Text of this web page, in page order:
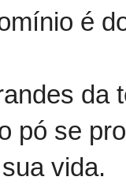
é
da
pó se
vida.